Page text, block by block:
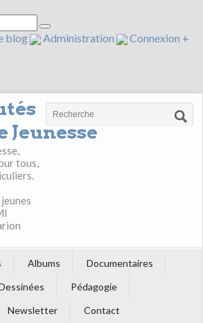
blog Administration Connexion +
tous,
Albums
Documentaires
Pédagogie
Newsletter Contact